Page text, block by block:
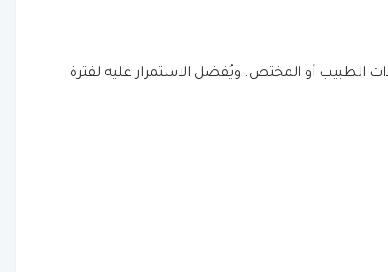
الطبيب أو المختص. ويُفضل الاستمرار عليه لفترة